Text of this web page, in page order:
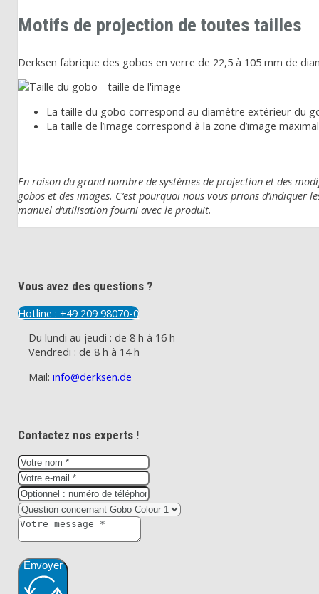
Motifs de projection de toutes tailles
Derksen fabrique des gobos en verre de 22,5 à 105 mm de
La taille du gobo correspond au diamètre extérieur du
La taille de l’image correspond à la zone d’image
En raison du grand nombre de systèmes de projection et des
gobos et des images. C’est pourquoi nous vous prions
manuel d’utilisation fourni avec le produit.
Vous avez des questions ?
Hotline : +49 209 98070-0
Du lundi au jeudi : de 8 h à 16 h
Vendredi : de 8 h à 14 h
Mail:info@derksen.de
Contactez nos experts !
Envoyer